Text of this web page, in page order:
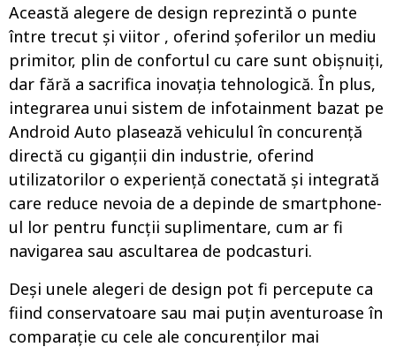
Această alegere de design reprezintă o punte
între trecut și viitor , oferind șoferilor un mediu
primitor, plin de confortul cu care sunt obișnuiți,
dar fără a sacrifica inovația tehnologică. În plus,
integrarea unui sistem de infotainment bazat pe
Android Auto plasează vehiculul în concurență
directă cu giganții din industrie, oferind
utilizatorilor o experiență conectată și integrată
care reduce nevoia de a depinde de smartphone-
ul lor pentru funcții suplimentare, cum ar fi
navigarea sau ascultarea de podcasturi.
Deși unele alegeri de design pot fi percepute ca
fiind conservatoare sau mai puțin aventuroase în
comparație cu cele ale concurenților mai